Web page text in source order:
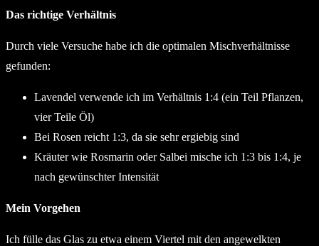
Das richtige Verhältnis
Durch viele Versuche habe ich die optimalen Mischverhältnisse
gefunden:
Lavendel verwende ich im Verhältnis 1:4 (ein Teil Pflanzen,
vier Teile Öl)
Bei Rosen reicht 1:3, da sie sehr ergiebig sind
Kräuter wie Rosmarin oder Salbei mische ich 1:3 bis 1:4, je
nach gewünschter Intensität
Mein Vorgehen
Ich fülle das Glas zu etwa einem Viertel mit den angewelkten